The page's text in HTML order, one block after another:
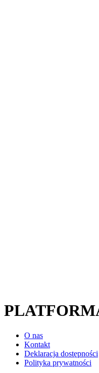
O nas
Kontakt
Deklaracja dostępności
Polityka prywatności